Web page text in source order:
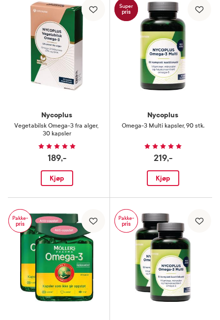
Nycoplus
Vegetabilsk Omega-3 fra alger,
30 kapsler
189,-
Kjøp
Super
pris
Nycoplus
Omega-3 Multi kapsler, 90 stk.
219,-
Kjøp
Pakke-
pris
Pakke-
pris